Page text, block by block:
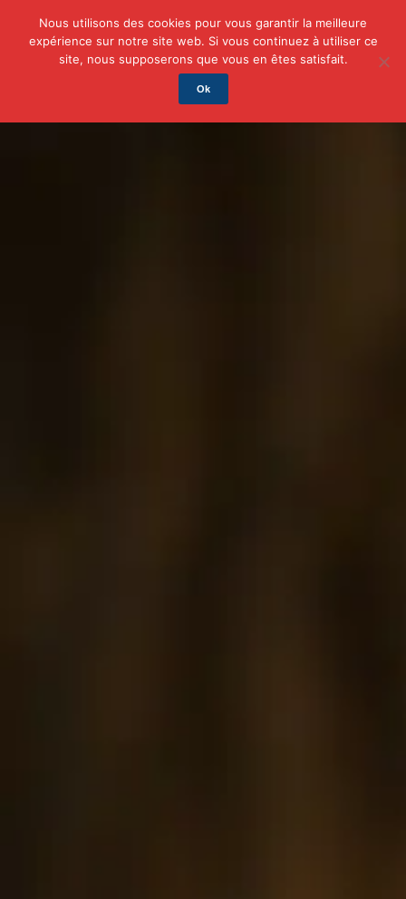
Auto/Moto Business Famille Finance
Nous utilisons des cookies pour vous garantir la meilleure
expérience sur notre site web. Si vous continuez à utiliser ce
site, nous supposerons que vous en êtes satisfait.
Ok